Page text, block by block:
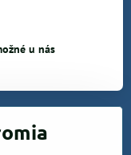
u nás